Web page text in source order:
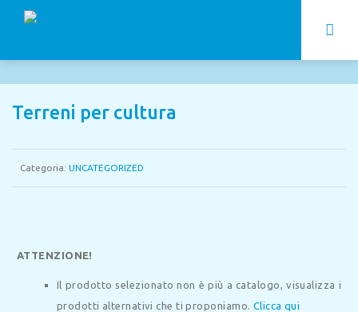
Terreni per cultura
Categoria: UNCATEGORIZED
ATTENZIONE!
Il prodotto selezionato non è più a catalogo, visualizza i
prodotti alternativi che ti proponiamo. Clicca qui